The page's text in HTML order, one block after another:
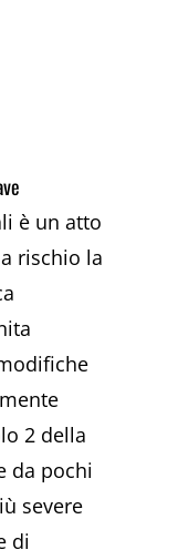
è un atto
rischio la
2 della
da pochi
severe
di